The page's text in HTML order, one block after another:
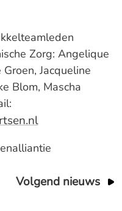
Zorg: Angelique
Jacqueline
Blom, Mascha
Volgend nieuws